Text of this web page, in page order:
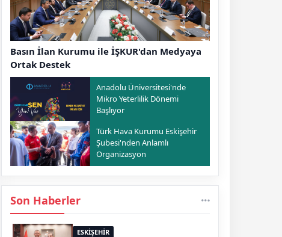
Basın İlan Kurumu ile İŞKUR'dan Medyaya
Ortak Destek
Anadolu Üniversitesi'nde
Mikro Yeterlilik Dönemi
Başlıyor
Türk Hava Kurumu Eskişehir
Şubesi'nden Anlamlı
Organizasyon
Son Haberler
ESKİŞEHİR